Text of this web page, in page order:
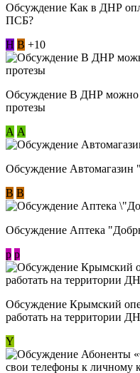
Обсуждение Как в ДНР
ПСБ?
Н В +10
Обсуждение В ДНР можно
протезы
А А
Обсуждение Автомагазин
В В
Обсуждение Аптека
p p
Обсуждение Крымский
работать на территории
Y